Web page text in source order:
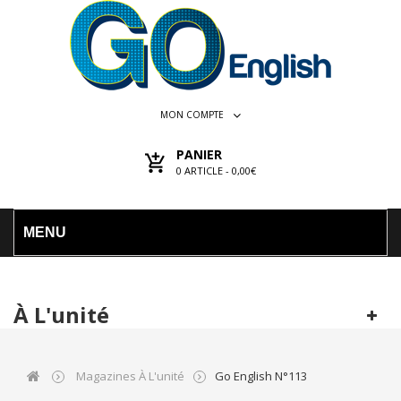
MON COMPTE
PANIER
0 ARTICLE - 0,00€
MENU
À L'unité
Magazines À L'unité Go English N°113